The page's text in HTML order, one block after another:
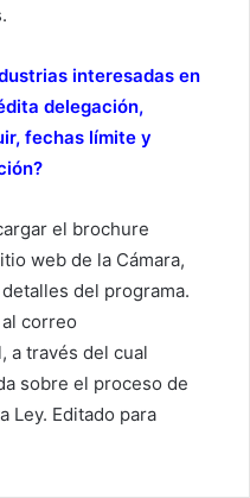
interesadas en
delegación,
fechas límite y
el brochure
web de la Cámara,
del programa.
correo
a través del cual
sobre el proceso de
Ley. Editado para